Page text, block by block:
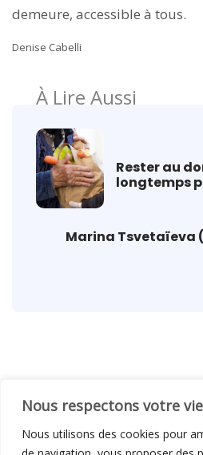
Nous respectons votre
Nous utilisons des cookies pour
demeure, accessible à tous.
Denise Cabelli
À Lire Aussi
Rester au
longtemps
Marina Tsvetaïeva